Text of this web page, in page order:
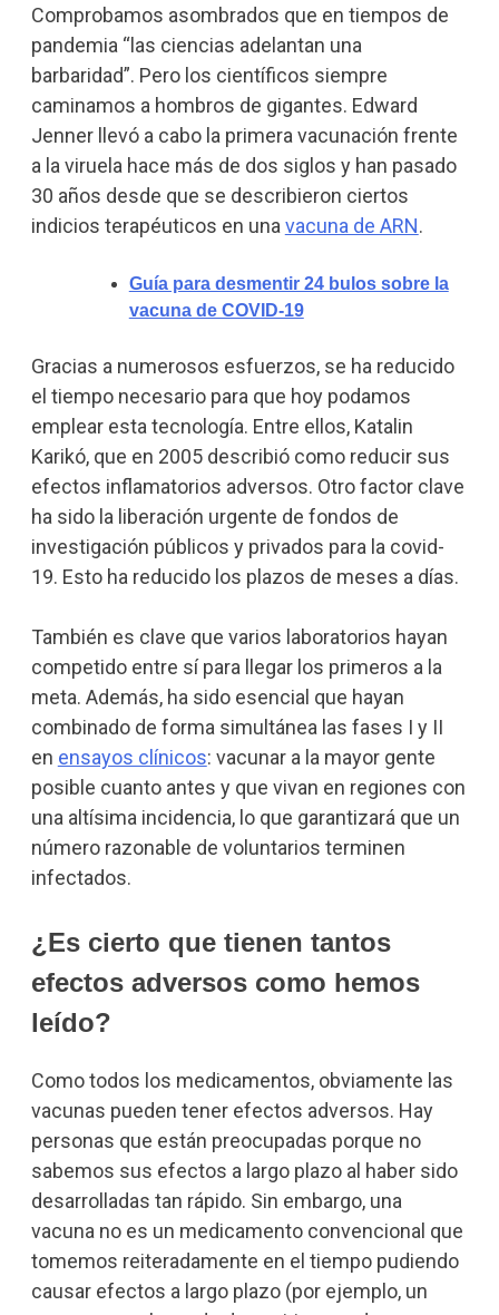
Comprobamos asombrados que en tiempos de
pandemia “las ciencias adelantan una
barbaridad”. Pero los científicos siempre
caminamos a hombros de gigantes. Edward
Jenner llevó a cabo la primera vacunación frente
a la viruela hace más de dos siglos y han pasado
30 años desde que se describieron ciertos
indicios terapéuticos en una vacuna de ARN.
Guía para desmentir 24 bulos sobre la
vacuna de COVID-19
Gracias a numerosos esfuerzos, se ha reducido
el tiempo necesario para que hoy podamos
emplear esta tecnología. Entre ellos, Katalin
Karikó, que en 2005 describió como reducir sus
efectos inflamatorios adversos. Otro factor clave
ha sido la liberación urgente de fondos de
investigación públicos y privados para la covid-
19. Esto ha reducido los plazos de meses a días.
También es clave que varios laboratorios hayan
competido entre sí para llegar los primeros a la
meta. Además, ha sido esencial que hayan
combinado de forma simultánea las fases I y II
en ensayos clínicos: vacunar a la mayor gente
posible cuanto antes y que vivan en regiones con
una altísima incidencia, lo que garantizará que un
número razonable de voluntarios terminen
infectados.
¿Es cierto que tienen tantos
efectos adversos como hemos
leído?
Como todos los medicamentos, obviamente las
vacunas pueden tener efectos adversos. Hay
personas que están preocupadas porque no
sabemos sus efectos a largo plazo al haber sido
desarrolladas tan rápido. Sin embargo, una
vacuna no es un medicamento convencional que
tomemos reiteradamente en el tiempo pudiendo
causar efectos a largo plazo (por ejemplo, un